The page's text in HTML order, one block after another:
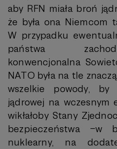
aby RFN miała broń
że była ona Niemcom
W przypadku
państwa
konwencjonalna
NATO była na tle
wszelkie powody, by
jądrowej na
wikłałoby Stany
bezpieczeństwa –w
nuklearny, na